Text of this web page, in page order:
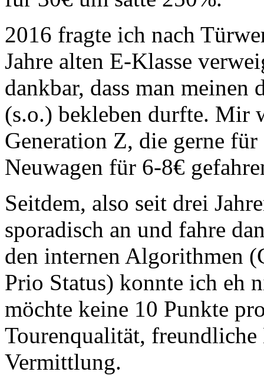
2016 fragte ich nach
Jahre alten E-Klasse
dankbar, dass man meinen
(s.o.) bekleben durfte. Mir
Generation Z, die gerne
Neuwagen für 6-8€
Seitdem, also seit drei
sporadisch an und fahre
den internen Algorithmen
Prio Status) konnte ich eh
möchte keine 10 Punkte
Tourenqualität, freundliche
Vermittlung.